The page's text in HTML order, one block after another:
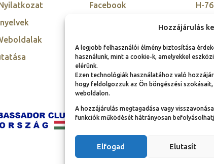
Hozzájárulás
A legjobb felhasználói élmény biztosítása
használunk, mint a cookie-k, amelyekkel
elérünk.
Ezen technológiák használatához való
hogy feldolgozzuk az Ön böngészési
weboldalon.
A hozzájárulás megtagadása vagy
funkciók működését hátrányosan
Elfogad Elutasít
Facebook
LinkedIn
H-
Adatvédelmi nyilatkozat és
tájékoztató
Jogi információk